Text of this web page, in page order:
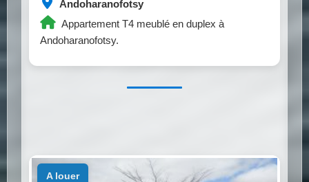
Andoharanofotsy
Appartement T4 meublé en duplex à
Andoharanofotsy.
a louer